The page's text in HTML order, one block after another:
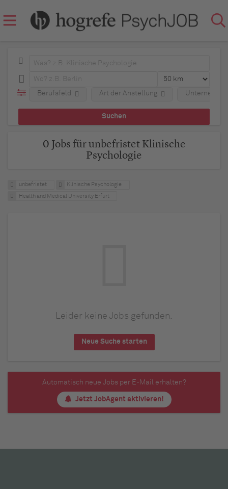
Berufsfeld Art der Anstellung
0 Jobs für unbefristet Klinische
Psychologie
unbefristet Klinische Psychologie
Health and Medical University Erfurt
Leider keine Jobs gefunden.
Neue Suche starten
Automatisch neue Jobs per E-Mail erhalten?
Jetzt JobAgent aktivieren!